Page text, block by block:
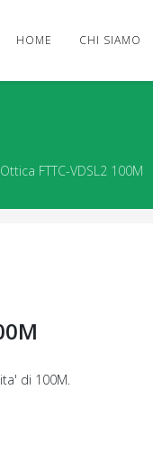
HOME CHI SIAMO
FTTC-VDSL2 100M
di 100M.